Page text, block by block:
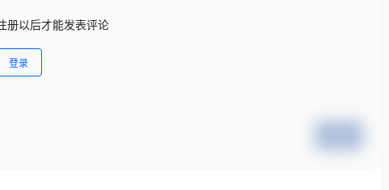
册以后才能发表评论
登录